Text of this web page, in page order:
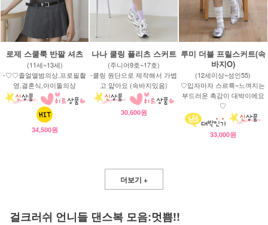
로제 스쿨룩 반팔 셔츠
(11세~13세)
-♡♡졸얼앨범의상,프로필촬
영,결혼식,아이돌의상
34,500원
나나 쿨링 플리츠 스커트
(주니어9호~17호)
-쿨링 원단으로 제작해서 가볍
고 얇아요 (속바지있음)
30,600원
루미 더블 프릴스커트(속
바지O)
(12세이상~성인55)
♡입자마자 스르륵~느껴지는
부드러운 촉감이 대박이에요
♡
33,000원
더보기 +
걸크러쉬 언니들 댄스복 모음:멋쁨!!